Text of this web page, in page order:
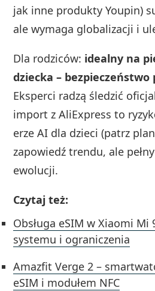
jak inne produkty Youpin)
ale wymaga globalizacji i
Dla rodziców: idealny na
dziecka –
Eksperci radzą śledzić
import z AliExpress to
erze AI dla dzieci (patrz
zapowiedź trendu, ale
ewolucji.
Czytaj też:
Obsługa eSIM w Xiaomi Mi
systemu i ograniczenia
Amazfit Verge 2 –
eSIM i modułem NFC